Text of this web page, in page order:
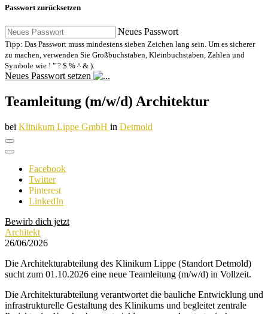
Passwort zurücksetzen
Neues Passwort
Tipp: Das Passwort muss mindestens sieben Zeichen lang sein. Um es sicherer
zu machen, verwenden Sie Großbuchstaben, Kleinbuchstaben, Zahlen und
Symbole wie ! " ? $ % ^ & ).
Neues Passwort setzen
Teamleitung (m/w/d) Architektur
bei Klinikum Lippe GmbH in Detmold
Facebook
Twitter
Pinterest
LinkedIn
Bewirb dich jetzt
Architekt
26/06/2026
Die Architekturabteilung des Klinikum Lippe (Standort Detmold)
sucht zum 01.10.2026 eine neue Teamleitung (m/w/d) in Vollzeit.
Die Architekturabteilung verantwortet die bauliche Entwicklung und
infrastrukturelle Gestaltung des Klinikums und begleitet zentrale